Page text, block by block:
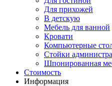
Для прихожей
В детскую
Мебель для ванной
Кровати
Компьютерные
Стойки
Шпонированная
Стоимость
Информация